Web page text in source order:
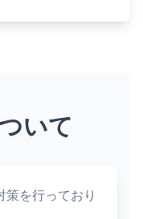
いて
策を行っており